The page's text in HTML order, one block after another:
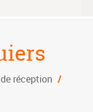
réception /